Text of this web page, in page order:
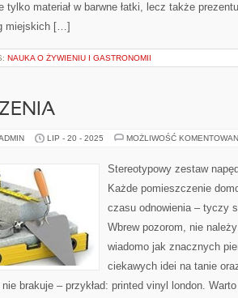
tylko materiał w barwne łatki, lecz także
miejskich […]
NAUKA O ŻYWIENIU I GASTRONOMII
LIP - 20 - 2025 MOŻLIWOŚĆ
Stereotypowy zestaw
Każde pomieszczenie
czasu odnowienia – tyczy
Wbrew pozorom, nie
wiadomo jak znacznych
ciekawych idei na tanie
brakuje – przykład: printed vinyl london.